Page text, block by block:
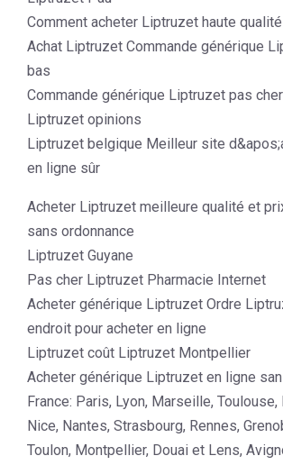
Comment acheter Liptruzet haute qualité
Achat Liptruzet Commande générique
bas
Commande générique Liptruzet pas
Liptruzet opinions
Liptruzet belgique Meilleur site
en ligne sûr
Acheter Liptruzet meilleure qualité et
sans ordonnance
Liptruzet Guyane
Pas cher Liptruzet Pharmacie Internet
Acheter générique Liptruzet Ordre
endroit pour acheter en ligne
Liptruzet coût Liptruzet Montpellier
Acheter générique Liptruzet en ligne
France: Paris, Lyon, Marseille,
Nice, Nantes, Strasbourg, Rennes,
Toulon, Montpellier, Douai et Lens,